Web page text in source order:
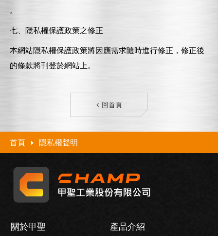
。
七、隱私權保護政策之修正
本網站隱私權保護政策將因應需求隨時進行修正，修正後
的條款將刊登於網站上。
回首頁
首頁 隱私權聲明
關於甲聖 產品介紹